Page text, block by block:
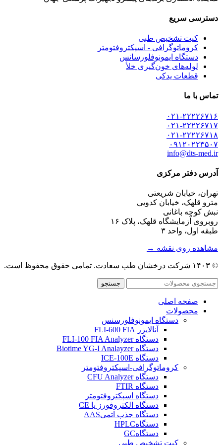
دسترسی سریع
کیت تشخیص طبی
کروماتوگرافی - اسپکتروفتومتر
دستگاه ایمونوفلورسانس
لوله‌های خون‌گیری خلأ
قطعات یدکی
تماس با ما
۰۲۱-۲۲۲۲۶۷۱۶
۰۲۱-۲۲۲۲۶۷۱۷
۰۲۱-۲۲۲۲۶۷۱۸
۰۹۱۲۰۲۲۳۵۰۷
info@dts-med.ir
آدرس دفتر مرکزی
تهران، خیابان شریعتی
مترو قلهک، خیابان کدویی
نبش کوچه باغانی
روبروی آزمایشگاه قلهک، پلاک ۱۶
طبقه اول، واحد ۳
مشاهده روی نقشه →
© ۱۴۰۳ شرکت درخشان طب سعادت. تمامی حقوق محفوظ است.
جستجو
صفحه اصلی
محصولات
دستگاه ایمونوفلورسنس
آنالایزر FLI-600 FIA
دستگاه FLI-100 FIA Analyzer
دستگاه Biotime YG-I Analayzer
دستگاه ICE-100E
کروماتوگرافی-اسپکتروفتومتر
دستگاه CFU Analyzer
دستگاه FTIR
دستگاه اسپکتروفتومتر
دستگاه الکتروفورز یا CE
دستگاه جذب اتمیAAS
دستگاهHPLC
دستگاهGC
کیت تشخیص طبی